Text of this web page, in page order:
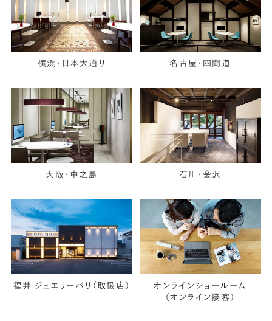
横浜・日本大通り 名古屋・四間道
大阪・中之島 石川・金沢
福井 ジュエリーパリ（取扱店）
オンラインショールーム
（オンライン接客）